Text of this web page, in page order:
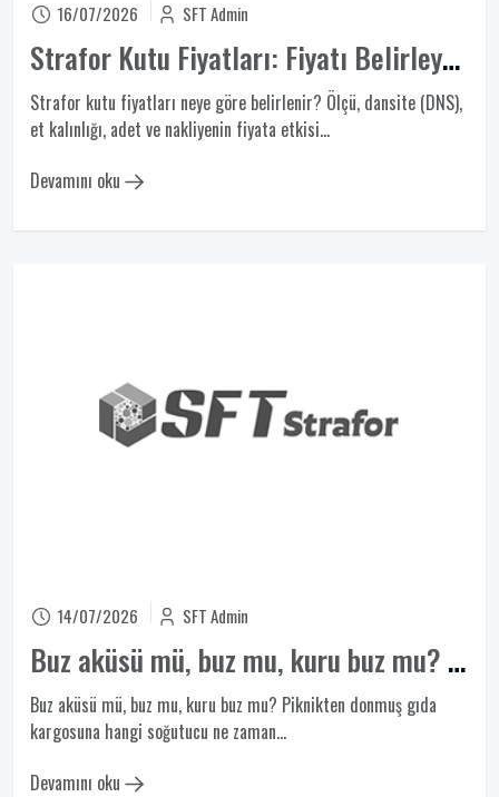
16/07/2026 SFT Admin
Strafor Kutu Fiyatları: Fiyatı Belirleyen 6 Etken
Strafor kutu fiyatları neye göre belirlenir? Ölçü, dansite (DNS),
et kalınlığı, adet ve nakliyenin fiyata etkisi...
Devamını oku
14/07/2026 SFT Admin
Buz aküsü mü, buz mu, kuru buz mu? Fizik hesabıyla kıyas
Buz aküsü mü, buz mu, kuru buz mu? Piknikten donmuş gıda
kargosuna hangi soğutucu ne zaman...
Devamını oku